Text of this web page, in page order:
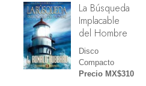
La Búsqueda
Implacable
del Hombre
Disco
Compacto
Precio MX$310